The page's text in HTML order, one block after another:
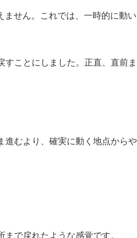
せん。これでは、一時的に動い
ことにしました。正直、直前ま
進むより、確実に動く地点からや
で戻れたような感覚です。